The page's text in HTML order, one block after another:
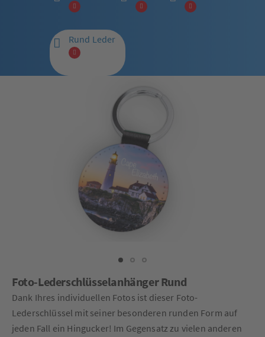
Rund Leder
Foto-Lederschlüsselanhänger Rund
Dank Ihres individuellen Fotos ist dieser Foto-
Lederschlüssel mit seiner besonderen runden Form auf
jeden Fall ein Hingucker! Im Gegensatz zu vielen anderen